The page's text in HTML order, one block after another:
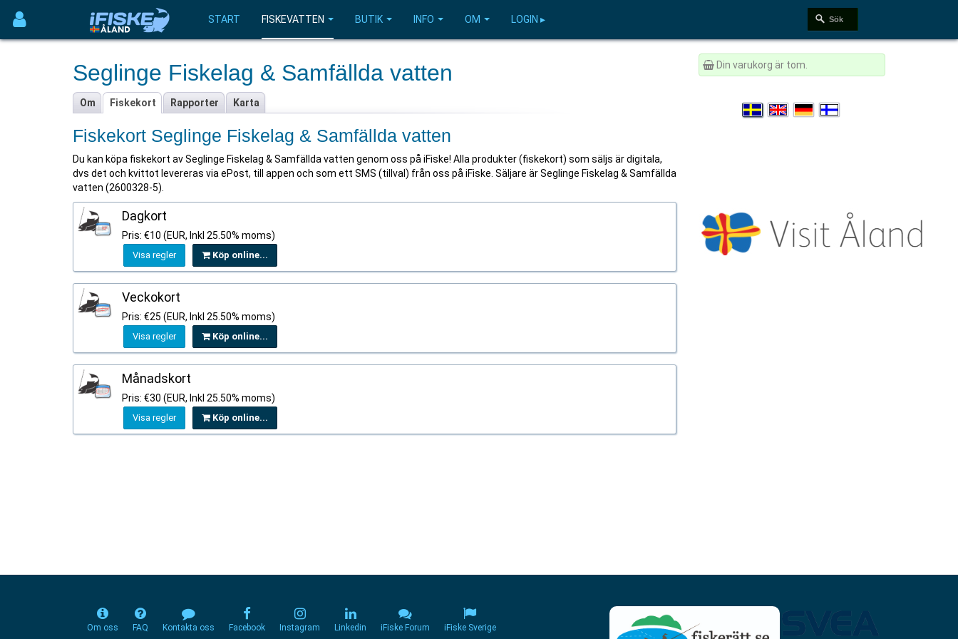
START FISKEVATTEN BUTIK INFO OM LOGIN ▸
Seglinge Fiskelag & Samfällda vatten
Om Fiskekort Rapporter Karta
Fiskekort Seglinge Fiskelag & Samfällda vatten
Du kan köpa fiskekort av Seglinge Fiskelag & Samfällda vatten genom oss på iFiske! Alla produkter (fiskekort) som säljs är digitala,
dvs det och kvittot levereras via ePost, till appen och som ett SMS (tillval) från oss på iFiske. Säljare är Seglinge Fiskelag & Samfällda
vatten (2600328-5).
Dagkort
Pris: €10 (EUR, Inkl 25.50% moms)
Visa regler Köp online...
Veckokort
Pris: €25 (EUR, Inkl 25.50% moms)
Visa regler Köp online...
Månadskort
Pris: €30 (EUR, Inkl 25.50% moms)
Visa regler Köp online...
Din varukorg är tom.
Om oss FAQ Kontakta oss Facebook Instagram Linkedin iFiske Forum iFiske Sverige